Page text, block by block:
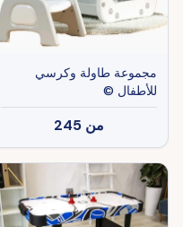
مجموعة طاولة وكرسي
للأطفال ©
من 245